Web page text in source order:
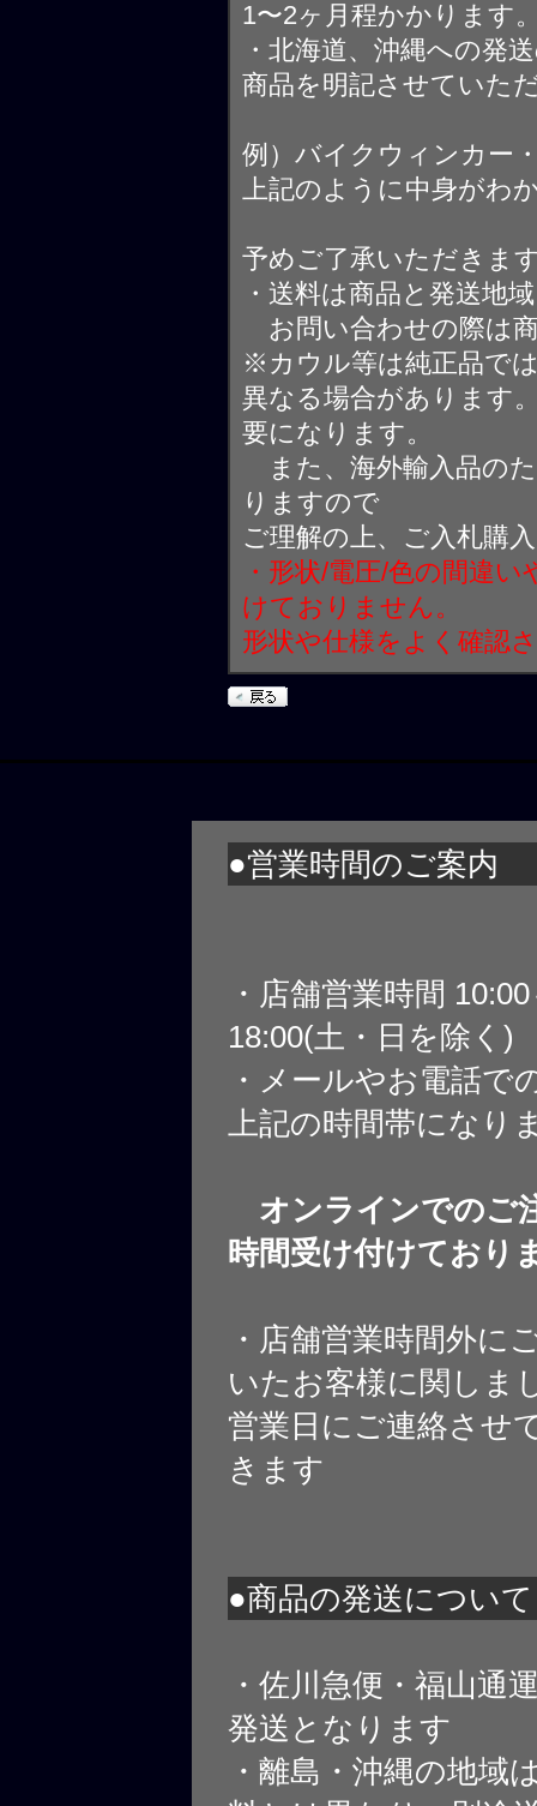
1〜2ヶ月程かかります
・北海道、沖縄への発
商品を明記させていた
例）バイクウィンカー
上記のように中身がわ
予めご了承いただきま
・送料は商品と発送地
お問い合わせの際は
※カウル等は純正品で
異なる場合があります
要になります。
また、海外輸入品の
りますので
ご理解の上、ご入札購
・形状/電圧/色の間違
けておりません。
形状や仕様をよく確認
●営業時間のご案内
・店舗営業時間
18:00(土・日を除く)
・メールやお電話で
上記の時間帯になり
オンラインでのご
時間受け付けており
・店舗営業時間外に
いたお客様に関しま
営業日にご連絡させ
きます
●商品の発送について
・佐川急便・福山通
発送となります
・離島・沖縄の地域